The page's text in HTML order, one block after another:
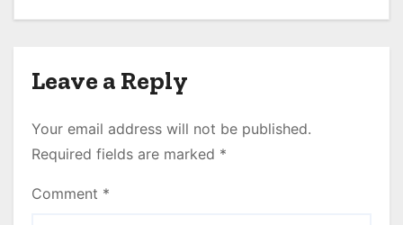
Leave a Reply
Your email address will not be published.
Required fields are marked *
Comment *